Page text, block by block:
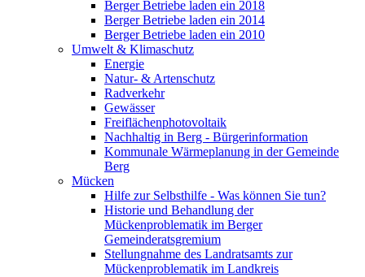
Berger Betriebe laden ein 2018
Berger Betriebe laden ein 2014
Berger Betriebe laden ein 2010
Umwelt & Klimaschutz
Energie
Natur- & Artenschutz
Radverkehr
Gewässer
Freiflächenphotovoltaik
Nachhaltig in Berg - Bürgerinformation
Kommunale Wärmeplanung in der Gemeinde
Berg
Mücken
Hilfe zur Selbsthilfe - Was können Sie tun?
Historie und Behandlung der
Mückenproblematik im Berger
Gemeinderatsgremium
Stellungnahme des Landratsamts zur
Mückenproblematik im Landkreis